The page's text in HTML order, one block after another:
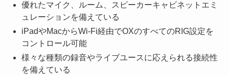
優れたマイク、ルーム、スピーカーキャビネットエミ
ュレーションを備えている
iPadやMacからWi-Fi経由でOXのすべてのRIG設定を
コントロール可能
様々な種類の録音やライブユースに応えられる接続性
を備えている